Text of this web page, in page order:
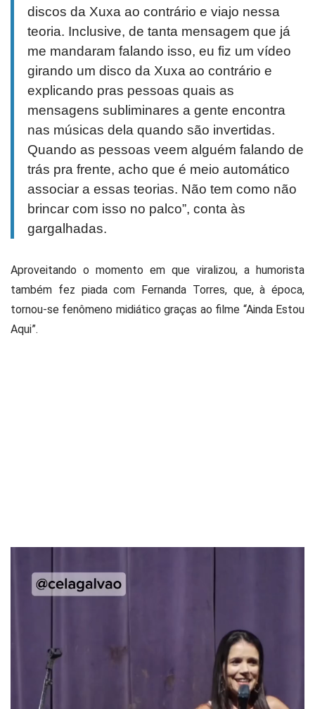
discos da Xuxa ao contrário e viajo nessa
teoria. Inclusive, de tanta mensagem que já
me mandaram falando isso, eu fiz um vídeo
girando um disco da Xuxa ao contrário e
explicando pras pessoas quais as
mensagens subliminares a gente encontra
nas músicas dela quando são invertidas.
Quando as pessoas veem alguém falando de
trás pra frente, acho que é meio automático
associar a essas teorias. Não tem como não
brincar com isso no palco”, conta às
gargalhadas.
Aproveitando o momento em que viralizou, a humorista
também fez piada com Fernanda Torres, que, à época,
tornou-se fenômeno midiático graças ao filme “Ainda Estou
Aqui”.